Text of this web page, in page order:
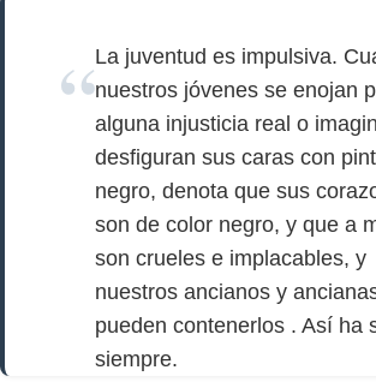
La juventud es impulsiva.
nuestros jóvenes se enojan
alguna injusticia real o
desfiguran sus caras con
negro, denota que sus
son de color negro, y que a
son crueles e implacables, y
nuestros ancianos y
pueden contenerlos . Así ha
siempre.